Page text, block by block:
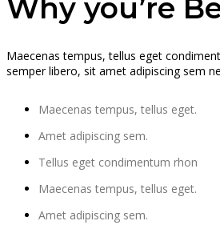
Why you’re
Maecenas tempus, tellus eget
semper libero, sit amet adipiscing sem
Maecenas tempus, tellus eget.
Amet adipiscing sem.
Tellus eget condimentum rhon
Maecenas tempus, tellus eget.
Amet adipiscing sem.